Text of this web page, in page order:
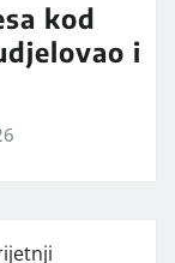
kod
i